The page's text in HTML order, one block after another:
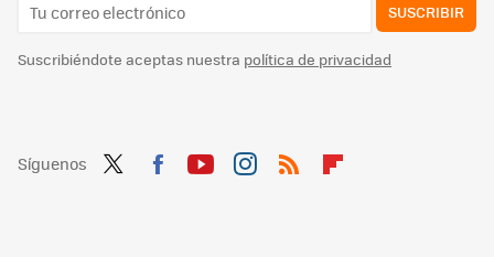
SUSCRIBIR
Suscribiéndote aceptas nuestra política de privacidad
Síguenos